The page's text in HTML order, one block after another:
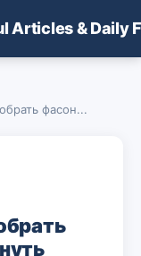
Articles & Daily
фасон...